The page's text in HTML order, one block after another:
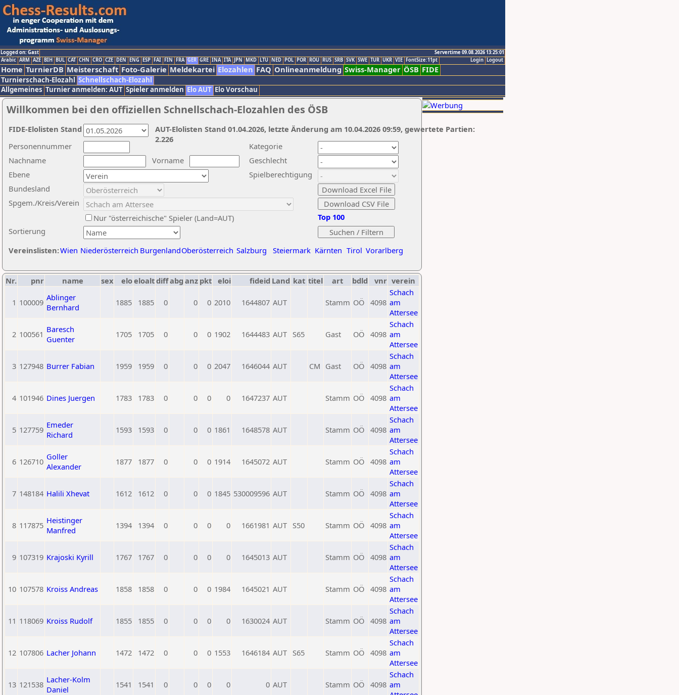
Logged on: Gast
Servertime 09.08.2026 13:25:01
Logout
Login
Arabic ARM AZE BIH BUL CAT CHN CRO CZE DEN ENG ESP FAI FIN FRA GER GRE INA ITA JPN MKD LTU NED POL POR ROU RUS SRB SVK SWE TUR UKR VIE FontSize:11pt
Home TurnierDB Meisterschaft Foto-Galerie Meldekartei Elozahlen FAQ Onlineanmeldung Swiss-Manager ÖSB FIDE
Turnierschach-Elozahl Schnellschach-Elozahl
Allgemeines Turnier anmelden: AUT Spieler anmelden Elo AUT Elo Vorschau
Willkommen bei den offiziellen Schnellschach-Elozahlen des ÖSB
Nachname
Vorname
Ebene
Kategorie
Sortierung
Personennummer
Bundesland
Spgem./Kreis/Verein
Geschlecht
Nur "österreichische" Spieler (Land=AUT)
Spielberechtigung
Vereinslisten:Wien Niederösterreich BurgenlandOberösterreich Salzburg Steiermark Kärnten Tirol Vorarlberg
Top 100
AUT-Elolisten Stand 01.04.2026, letzte Änderung am 10.04.2026 09:59, gewertete Partien:
2.226
FIDE-Elolisten Stand
Nr. pnr name sex eloeloaltdiffabg anz pkt eloi fideid Land kat titel art bdld vnr verein
1 100009 Ablinger
Bernhard
1885 1885 0 0 0 2010 1644807 AUT Stamm OÖ 4098
Schach
am
Attersee
2 100561 Baresch
Guenter
1705 1705 0 0 0 1902 1644483 AUT S65 Gast OÖ 4098
Schach
am
Attersee
3 127948 Burrer Fabian 1959 1959 0 0 0 2047 1646044 AUT CM Gast OÖ 4098
Schach
am
Attersee
4 101946 Dines Juergen 1783 1783 0 0 0 0 1647237 AUT Stamm OÖ 4098
Schach
am
Attersee
5 127759 Emeder
Richard
1593 1593 0 0 0 1861 1648578 AUT Stamm OÖ 4098
Schach
am
Attersee
6 126710 Goller
Alexander
1877 1877 0 0 0 1914 1645072 AUT Stamm OÖ 4098
Schach
am
Attersee
7 148184 Halili Xhevat 1612 1612 0 0 0 1845 530009596 AUT Stamm OÖ 4098
Schach
am
Attersee
8 117875 Heistinger
Manfred
1394 1394 0 0 0 0 1661981 AUT S50 Stamm OÖ 4098
Schach
am
Attersee
9 107319 Krajoski Kyrill 1767 1767 0 0 0 0 1645013 AUT Stamm OÖ 4098
Schach
am
Attersee
10 107578 Kroiss Andreas 1858 1858 0 0 0 1984 1645021 AUT Stamm OÖ 4098
Schach
am
Attersee
11 118069 Kroiss Rudolf 1855 1855 0 0 0 0 1630024 AUT Stamm OÖ 4098
Schach
am
Attersee
12 107806 Lacher Johann 1472 1472 0 0 0 1553 1646184 AUT S65 Stamm OÖ 4098
Schach
am
Attersee
13 121538 Lacher-Kolm
Daniel
1541 1541 0 0 0 0 0 AUT Stamm OÖ 4098
Schach
am